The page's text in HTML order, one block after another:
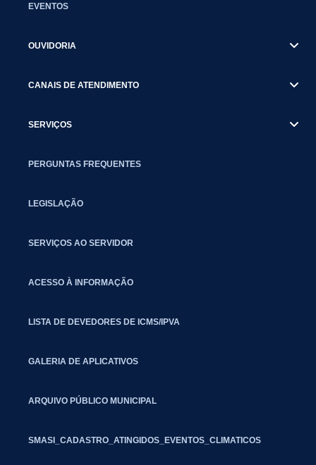
EVENTOS
OUVIDORIA
CANAIS DE ATENDIMENTO
SERVIÇOS
PERGUNTAS FREQUENTES
LEGISLAÇÃO
SERVIÇOS AO SERVIDOR
ACESSO À INFORMAÇÃO
LISTA DE DEVEDORES DE ICMS/IPVA
GALERIA DE APLICATIVOS
ARQUIVO PÚBLICO MUNICIPAL
SMASI_CADASTRO_ATINGIDOS_EVENTOS_CLIMATICOS